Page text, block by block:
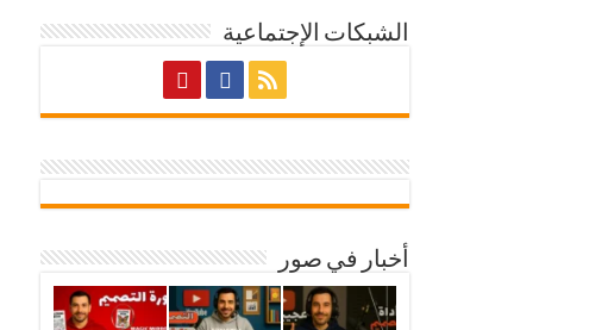
الشبكات الإجتماعية
أخبار في صور